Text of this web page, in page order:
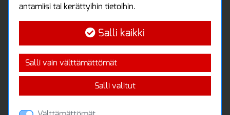
Tuottajankatu 13
Uutiskirje
Tilaa maksuton uutiskirjeemme
antamiisi tai kerättyihin tietoihin.
Salli kaikki
Salli vain välttämättömät
Salli valitut